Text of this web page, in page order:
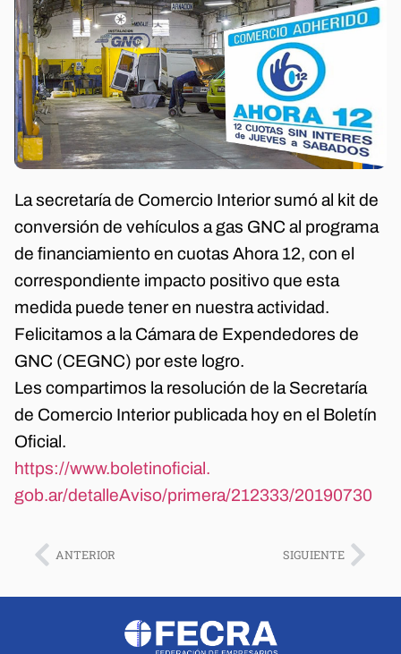
La secretaría de Comercio Interior sumó al kit de
conversión de vehículos a gas GNC al programa
de financiamiento en cuotas Ahora 12, con el
correspondiente impacto positivo que esta
medida puede tener en nuestra actividad.
Felicitamos a la Cámara de Expendedores de
GNC (CEGNC) por este logro.
Les compartimos la resolución de la Secretaría
de Comercio Interior publicada hoy en el Boletín
Oficial.
https://www.boletinoficial.
gob.ar/detalleAviso/primera/212333/20190730
ANTERIOR SIGUIENTE